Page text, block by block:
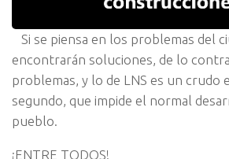
Si se piensa en los problemas del
encontrarán soluciones, de lo
problemas, y lo de LNS es un crudo
segundo, que impide el normal
pueblo.
¡ENTRE TODOS!